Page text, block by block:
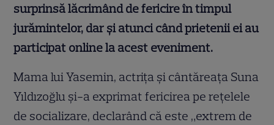
surprinsă lăcrimând de fericire în timpul
jurămintelor, dar și atunci când prietenii ei au
participat online la acest eveniment.
Mama lui Yasemin, actrița și cântăreața Suna
Yıldızoğlu și-a exprimat fericirea pe rețelele
de socializare, declarând că este „extrem de